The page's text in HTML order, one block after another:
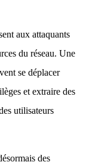
aux attaquants
du réseau. Une
se déplacer
et extraire des
utilisateurs
des